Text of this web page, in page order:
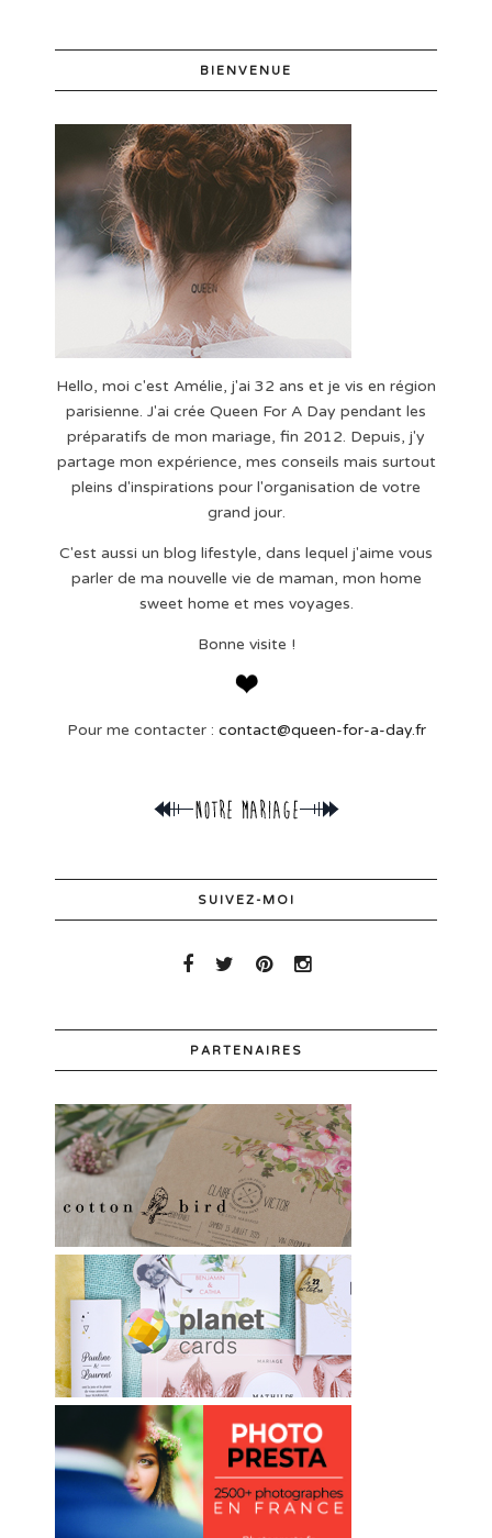
BIENVENUE
Hello, moi c'est Amélie, j'ai 32 ans et je vis en région
parisienne. J'ai crée Queen For A Day pendant les
préparatifs de mon mariage, fin 2012. Depuis, j'y
partage mon expérience, mes conseils mais surtout
pleins d'inspirations pour l'organisation de votre
grand jour.
C'est aussi un blog lifestyle, dans lequel j'aime vous
parler de ma nouvelle vie de maman, mon home
sweet home et mes voyages.
Bonne visite !
Pour me contacter : contact@queen-for-a-day.fr
SUIVEZ-MOI
PARTENAIRES